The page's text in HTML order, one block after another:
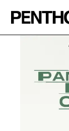
the